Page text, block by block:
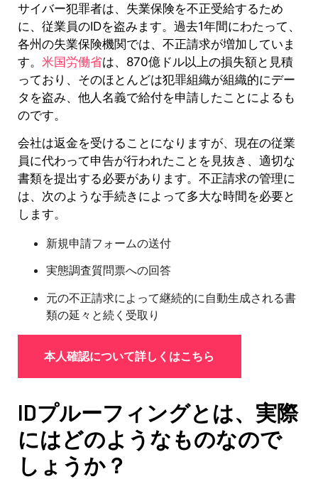
サイバー犯罪者は、失業保険を不正受給するため
に、従業員のIDを盗みます。過去1年間にわたって、
各州の失業保険機関では、不正請求が増加していま
す。 米国労働省は、870億ドル以上の損失額と見積
っており、そのほとんどは犯罪組織が組織的にデー
タを盗み、他人名義で給付を申請したことによるも
のです。
会社は返金を受けることになりますが、現在の従業
員に代わって申告が行われたことを見抜き、適切な
書類を提出する必要があります。不正請求の管理に
は、次のような手続きによって多大な時間を必要と
します。
新規申請フォームの送付
実態調査質問票への回答
元の不正請求によって継続的に自動生成される書
類の延々と続く受取り
本人確認について詳しくはこちら
IDプルーフィングとは、実際
にはどのようなものなので
しょうか？